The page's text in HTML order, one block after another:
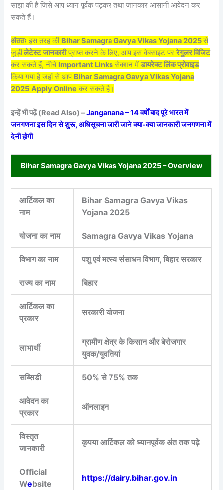
साझा की है जिसे आप ध्यान पूर्वक पढ़कर तथा जानकार आसानी आवेदन कर
सकते हैं।
अंततः इस तरह की Bihar Samagra Gavya Vikas Yojana 2025से
जुड़ीलेटेस्ट जानकारीप्राप्त करने के लिए, आप इस वेबसाइट पररेगुलर विजिट
कर सकते हैं, नीचे Important Links सेक्शन मेंडायरेक्ट लिंक प्रोवाइड
किया गया है जहां से आप Bihar Samagra Gavya Vikas Yojana
2025 Apply Online कर सकते है।
इन्हें भी पढ़ें (Read Also) –Janganana – 14 वर्षों बाद पूरे भारत में
जनगणना इस दिन से शुरू, अधिसूचना जारी जाने क्या-क्या जानकारी जनगणना में
देनी होगी
Bihar Samagra Gavya Vikas Yojana 2025 – Overview
आर्टिकल का
नाम
Bihar Samagra Gavya Vikas
Yojana 2025
योजना का नाम Samagra Gavya Vikas Yojana
विभाग का नाम पशु एवं मत्स्य संसाधन विभाग, बिहार सरकार
राज्य का नाम बिहार
आर्टिकल का
प्रकार
सरकारी योजना
लाभार्थी
ग्रामीण क्षेत्र के किसान और बेरोजगार
युवक/युवतियां
सब्सिडी 50% से 75% तक
आवेदन का
प्रकार
ऑनलाइन
विस्तृत
जानकारी
कृपया आर्टिकल को ध्यानपूर्वक अंत तक पढ़े
Official
Website
https://dairy.bihar.gov.in